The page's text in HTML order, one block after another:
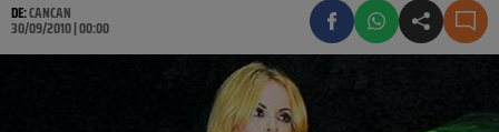
DE:CANCAN
30/09/2010 | 00:00